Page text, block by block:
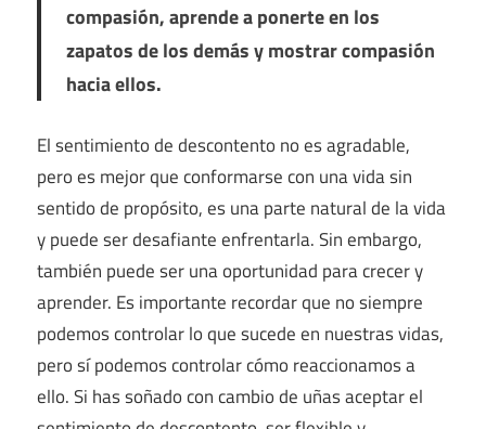
compasión, aprende a ponerte en los
zapatos de los demás y mostrar compasión
hacia ellos.
El sentimiento de descontento no es agradable,
pero es mejor que conformarse con una vida sin
sentido de propósito, es una parte natural de la vida
y puede ser desafiante enfrentarla. Sin embargo,
también puede ser una oportunidad para crecer y
aprender. Es importante recordar que no siempre
podemos controlar lo que sucede en nuestras vidas,
pero sí podemos controlar cómo reaccionamos a
ello. Si has soñado con cambio de uñas aceptar el